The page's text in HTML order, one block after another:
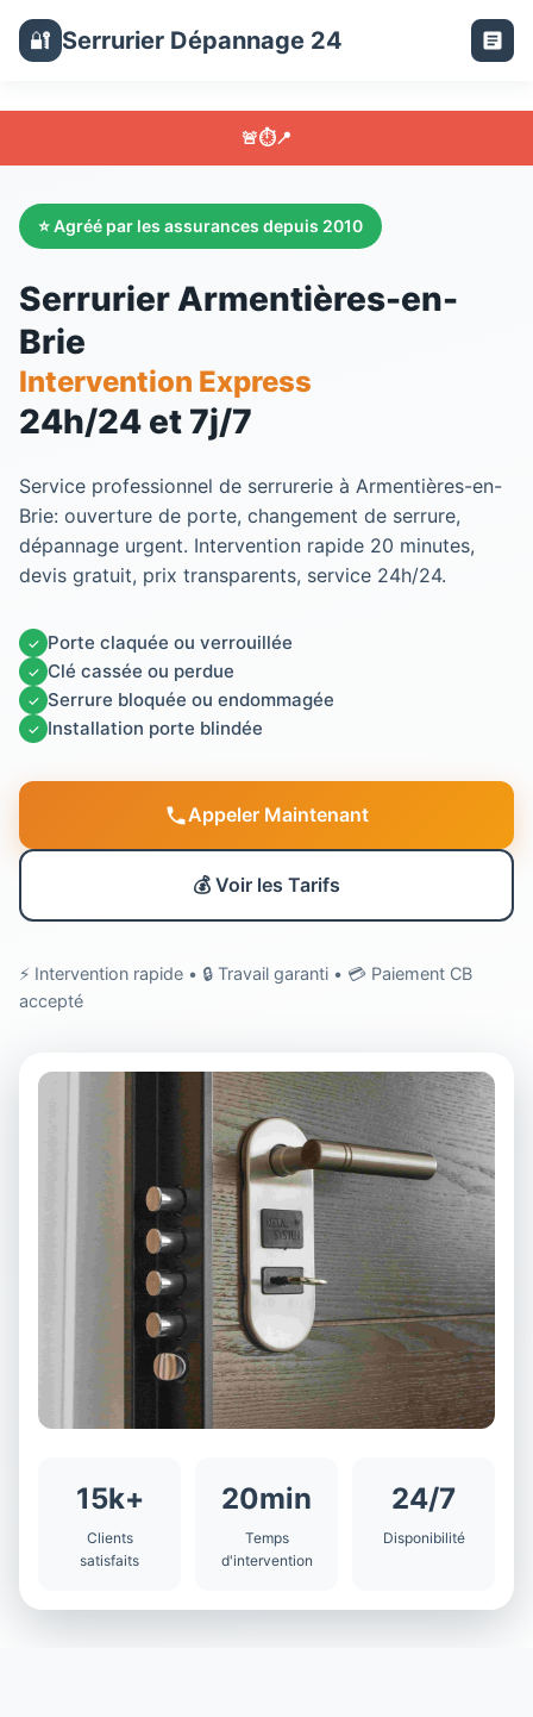
🔐 Serrurier Dépannage 24
🚨⏱️📍
⭐ Agréé par les assurances depuis 2010
Serrurier Armentières-en-
Brie
Intervention Express
24h/24 et 7j/7
Service professionnel de serrurerie à Armentières-en-
Brie: ouverture de porte, changement de serrure,
dépannage urgent. Intervention rapide 20 minutes,
devis gratuit, prix transparents, service 24h/24.
✓ Porte claquée ou verrouillée
✓ Clé cassée ou perdue
✓ Serrure bloquée ou endommagée
✓ Installation porte blindée
Appeler Maintenant
💰 Voir les Tarifs
⚡ Intervention rapide • 🔒 Travail garanti • 💳 Paiement CB
accepté
15k+
Clients
satisfaits
20min
Temps
d'intervention
24/7
Disponibilité